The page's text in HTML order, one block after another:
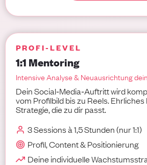
PROFI-LEVEL
1:1 Mentoring
Intensive Analyse & Neuausrichtung
Dein Social‑Media‑Auftritt wird
vom Profilbild bis zu Reels.
Strategie, die zu dir passt.
3 Sessions à 1,5 Stunden (nur 1:1)
Profil, Content & Positionierung
Deine individuelle